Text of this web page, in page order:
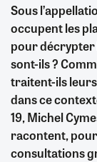
Sous
occupent les
pour décrypter
sont-ils ?
traitent-ils leurs
dans ce
19, Michel
racontent,
consultations